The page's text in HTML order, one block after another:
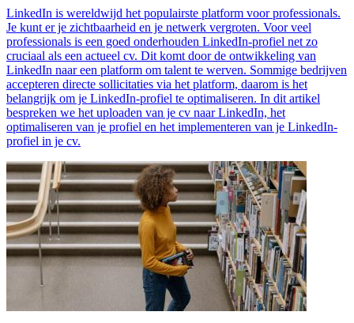
LinkedIn is wereldwijd het populairste platform voor professionals.
Je kunt er je zichtbaarheid en je netwerk vergroten. Voor veel
professionals is een goed onderhouden LinkedIn-profiel net zo
cruciaal als een actueel cv. Dit komt door de ontwikkeling van
LinkedIn naar een platform om talent te werven. Sommige bedrijven
accepteren directe sollicitaties via het platform, daarom is het
belangrijk om je LinkedIn-profiel te optimaliseren. In dit artikel
bespreken we het uploaden van je cv naar LinkedIn, het
optimaliseren van je profiel en het implementeren van je LinkedIn-
profiel in je cv.